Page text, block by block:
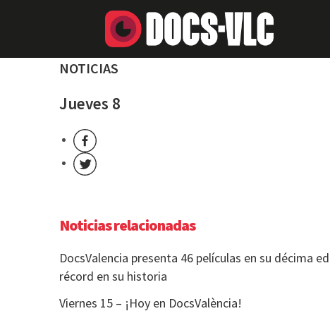
NOTICIAS
Jueves 8
Noticias relacionadas
DocsValencia presenta 46 películas en su décima
récord en su historia
Viernes 15 – ¡Hoy en DocsValència!